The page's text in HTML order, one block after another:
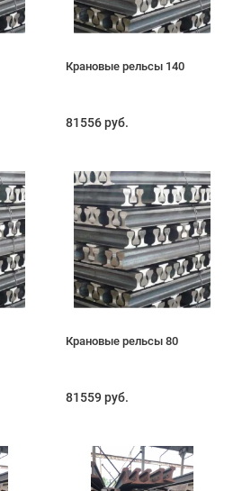
Крановые рельсы 140
81556 руб.
Крановые рельсы 80
81559 руб.